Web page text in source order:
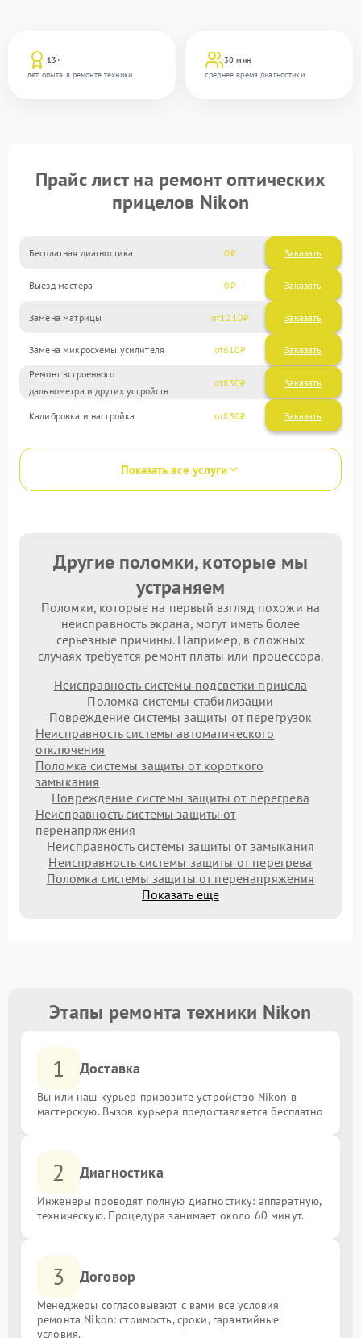
13+
лет опыта в ремонте техники
30 мин
среднее время диагностики
Прайс лист на ремонт оптических
прицелов Nikon
Бесплатная диагностика 0 Заказать
Выезд мастера 0 Заказать
Замена матрицы 1210
Замена микросхемы усилителя 610
Ремонт встроенного
дальнометра и других устройств
830
Калибровка и настройка 830
Показать все услуги
Другие поломки, которые мы
устраняем
Поломки, которые на первый взгляд похожи на
неисправность экрана, могут иметь более
серьезные причины. Например, в сложных
случаях требуется ремонт платы или процессора.
Неисправность системы подсветки прицела
Поломка системы стабилизации
Повреждение системы защиты от перегрузок
Неисправность системы автоматического
отключения
Поломка системы защиты от короткого
замыкания
Повреждение системы защиты от перегрева
Неисправность системы защиты от
перенапряжения
Неисправность системы защиты от замыкания
Неисправность системы защиты от перегрева
Поломка системы защиты от перенапряжения
Показать еще
Этапы ремонта техники Nikon
1 Доставка
Вы или наш курьер привозите устройство Nikon в
мастерскую. Вызов курьера предоставляется бесплатно
2 Диагностика
Инженеры проводят полную диагностику: аппаратную,
техническую. Процедура занимает около 60 минут.
3 Договор
Менеджеры согласовывают с вами все условия
ремонта Nikon: стоимость, сроки, гарантийные
условия.